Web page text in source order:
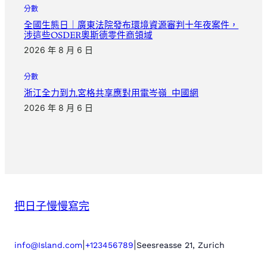
分數
全國生態日｜廣東法院發布環境資源審判十年夜案件，
涉這些OSDER奧斯德零件商領域
2026 年 8 月 6 日
分數
浙江全力到九宮格共享應對用電岑嶺_中國網
2026 年 8 月 6 日
把日子慢慢寫完
info@Island.com +123456789 Seesreasse 21, Zurich